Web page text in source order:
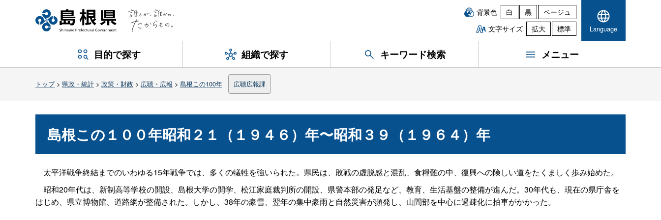
背景色 白 黒
ベージュ
文字サイズ
拡大 標準 Language
目的で探す 組織で探す キーワード検索 メニュー
トップ> 県政・統計 > 政策・財政 > 広聴・広報 > 島根この100年 広聴広報課
島根この１００年昭和２１（１９４６）年〜昭和３９（１９６４）年
太平洋戦争終結までのいわゆる15年戦争では、多くの犠牲を強いられた。県民は、敗戦の虚脱感と混乱、食糧難の中、復興への険しい道をたくましく歩み始めた。
昭和20年代は、新制高等学校の開設、島根大学の開学、松江家庭裁判所の開設、県警本部の発足など、教育、生活基盤の整備が進んだ。30年代も、現在の県庁舎を
はじめ、県立博物館、道路網が整備された。しかし、38年の豪雪、翌年の集中豪雨と自然災害が頻発し、山間部を中心に過疎化に拍車がかかった。